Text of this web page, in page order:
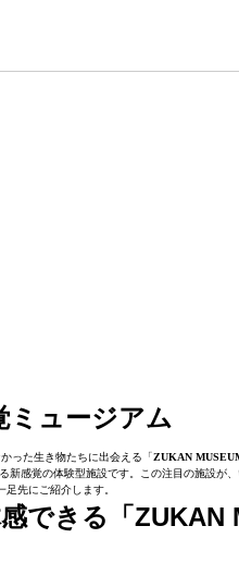
ミュージアム
った生き物たちに出会える「ZUKAN
感覚の体験型施設です。この注目の施設が
足先にご紹介します。
できる「ZUKAN